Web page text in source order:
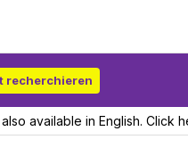
recherchieren
available in English. Click